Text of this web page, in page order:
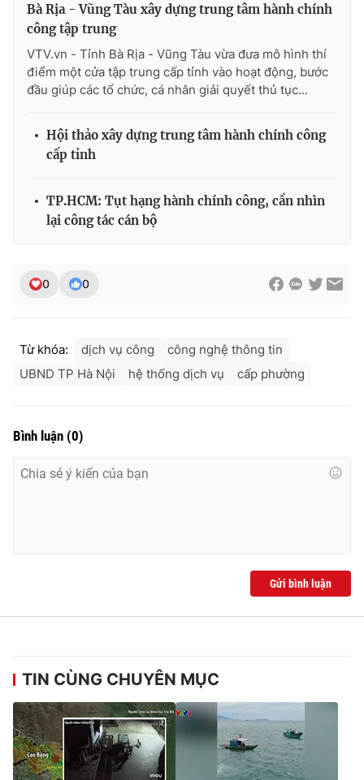
Video
VTV Money VTV Thể thao
Thị trường 24h
VTV4 Vươn mình bằng AI
Theo dõi báo trên
Ðiện thoại Thời báo VTV: 024.66 897 897
Email:toasoan@vtv.vn
Liên hệ quảng cáo:024-7300.7108
Bà Rịa - Vũng Tàu xây dựng trung tâm hành chính
công tập trung
VTV.vn - Tỉnh Bà Rịa - Vũng Tàu vừa đưa mô hình thí
điểm một cửa tập trung cấp tỉnh vào hoạt động, bước
đầu giúp các tổ chức, cá nhân giải quyết thủ tục...
Hội thảo xây dựng trung tâm hành chính công
cấp tỉnh
TP.HCM: Tụt hạng hành chính công, cần nhìn
lại công tác cán bộ
0 0
Từ khóa: dịch vụ công
công nghệ thông tin
UBND TP Hà Nội
hệ thống dịch vụ cấp phường
Bình luận (0)
Gửi bình luận
TIN CÙNG CHUYÊN MỤC